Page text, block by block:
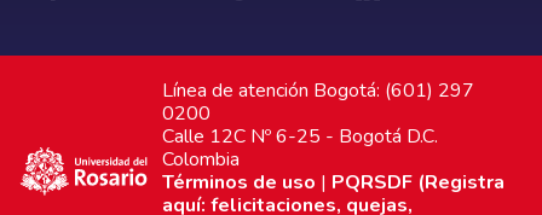
Línea de atención Bogotá: (601) 297
0200
Calle 12C Nº 6-25 - Bogotá D.C.
Colombia
Términos de uso | PQRSDF (Registra
aquí: felicitaciones, quejas,